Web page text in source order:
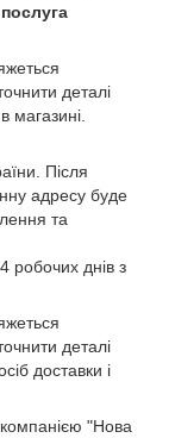
деталі
магазині.
Після
адресу буде
та
робочих днів з
деталі
доставки і
компанією "Нова